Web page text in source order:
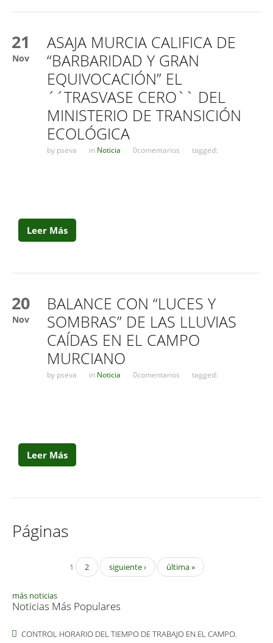
21
Nov
ASAJA MURCIA CALIFICA DE
“BARBARIDAD Y GRAN
EQUIVOCACIÓN” EL
´´TRASVASE CERO`` DEL
MINISTERIO DE TRANSICIÓN
ECOLÓGICA
by pseva in Noticia 0comentarios tagged:
Leer Más
20
Nov
BALANCE CON “LUCES Y
SOMBRAS” DE LAS LLUVIAS
CAÍDAS EN EL CAMPO
MURCIANO
by pseva in Noticia 0comentarios tagged:
Leer Más
Páginas
1 2 siguiente › última »
más noticias
Noticias Más Populares
CONTROL HORARIO DEL TIEMPO DE TRABAJO EN EL CAMPO.